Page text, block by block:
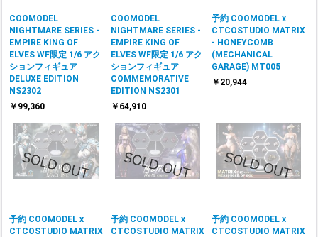
COOMODEL
NIGHTMARE SERIES -
EMPIRE KING OF
ELVES WF限定 1/6 アク
ションフィギュア
DELUXE EDITION
NS2302
￥99,360
COOMODEL
NIGHTMARE SERIES -
EMPIRE KING OF
ELVES WF限定 1/6 アク
ションフィギュア
COMMEMORATIVE
EDITION NS2301
￥64,910
予約 COOMODEL x
CTCOSTUDIO MATRIX
- HONEYCOMB
(MECHANICAL
GARAGE) MT005
￥20,944
予約 COOMODEL x
CTCOSTUDIO MATRIX
予約 COOMODEL x
CTCOSTUDIO MATRIX
予約 COOMODEL x
CTCOSTUDIO MATRIX